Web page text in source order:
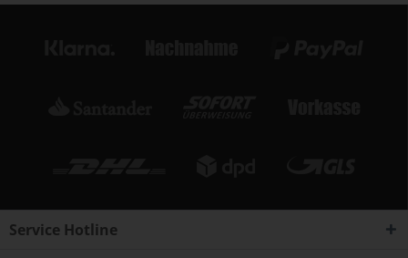
Service Hotline